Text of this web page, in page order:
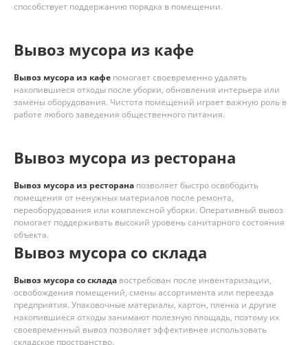
способствует поддержанию порядка в помещении.
Вывоз мусора из кафе
Вывоз мусора из кафе помогает своевременно удалять
накопившиеся отходы после уборки, обновления интерьера или
замены оборудования. Чистота помещений играет важную роль в
работе любого заведения общественного питания.
Вывоз мусора из ресторана
Вывоз мусора из ресторана позволяет быстро освободить
помещения от ненужных материалов после ремонта,
переоборудования или комплексной уборки. Оперативный вывоз
помогает поддерживать высокий уровень санитарного состояния
объекта.
Вывоз мусора со склада
Вывоз мусора со склада востребован после инвентаризации,
освобождения помещений, смены ассортимента или переезда
предприятия. Упаковочные материалы, картон, пленка и другие
накопившиеся отходы занимают полезную площадь, поэтому их
своевременный вывоз позволяет эффективнее использовать
складское пространство.